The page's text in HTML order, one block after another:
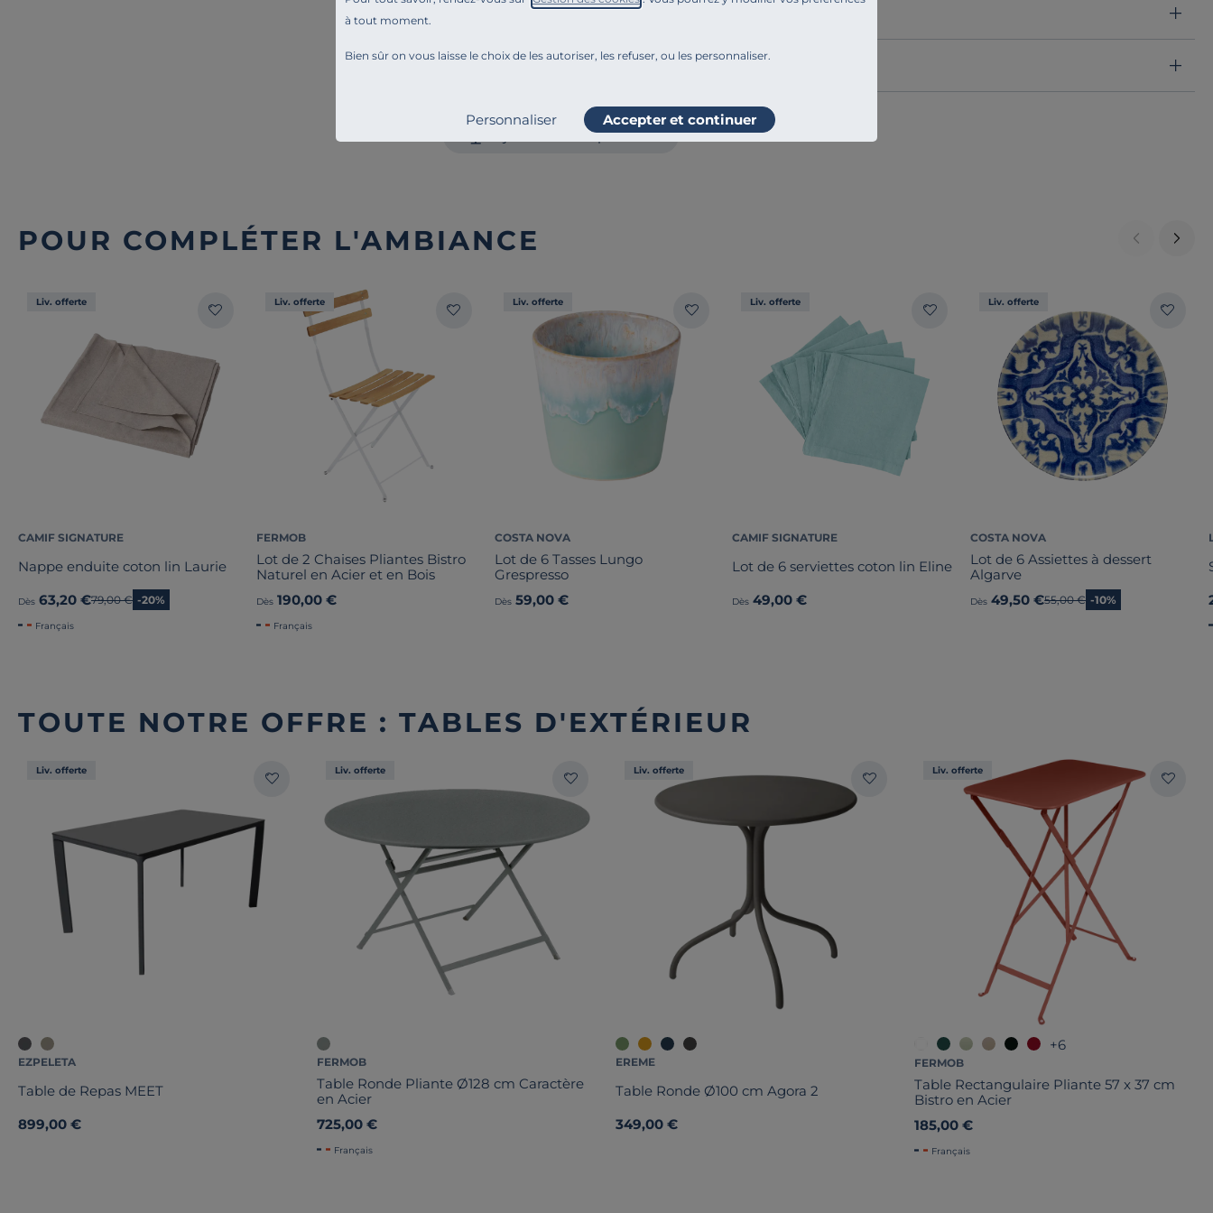
à tout moment.
Bien sûr on vous laisse le choix de les autoriser, les refuser, ou les personnaliser.
Personnaliser Accepter et continuer
Engagements et traçabilité
Montage et conseils d'entretien
Ajouter au comparateur
POUR COMPLÉTER L'AMBIANCE
Liv. offerte
CAMIF SIGNATURE
Nappe enduite coton lin Laurie
Dès 63,20 €Ancien prix
79,00 € -20%
Français
Liv. offerte
FERMOB
Lot de 2 Chaises Pliantes Bistro
Naturel en Acier et en Bois
Dès 190,00 €
Français
Liv. offerte
COSTA NOVA
Lot de 6 Tasses Lungo
Grespresso
Dès 59,00 €
Liv. offerte
CAMIF SIGNATURE
Lot de 6 serviettes coton lin Eline
Dès 49,00 €
Liv. offerte
COSTA NOVA
Lot de 6 Assiettes à dessert
Algarve
Dès 49,50 €Ancien prix
55,00 € -10%
TOUTE NOTRE OFFRE : TABLES D'EXTÉRIEUR
Liv. offerte
EZPELETA
Table de Repas MEET
899,00 €
Liv. offerte
FERMOB
Table Ronde Pliante Ø128 cm Caractère
en Acier
725,00 €
Français
Liv. offerte
EREME
Table Ronde Ø100 cm Agora 2
349,00 €
Liv. offerte
+6
FERMOB
Table Rectangulaire Pliante 57 x 37 cm
Bistro en Acier
185,00 €
Français